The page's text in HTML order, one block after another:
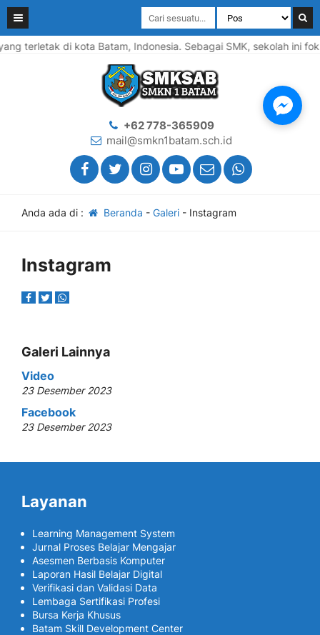
terletak di kota Batam, Indonesia. Sebagai SMK, sekolah
+62 778-365909
mail@smkn1batam.sch.id
Anda ada di : Beranda - Galeri- Instagram
Instagram
Galeri Lainnya
Video
23 Desember 2023
Facebook
23 Desember 2023
Layanan
Learning Management System
Jurnal Proses Belajar Mengajar
Asesmen Berbasis Komputer
Laporan Hasil Belajar Digital
Verifikasi dan Validasi Data
Lembaga Sertifikasi Profesi
Bursa Kerja Khusus
Batam Skill Development Center